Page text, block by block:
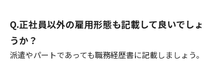
Q.正社員以外の雇用形態も記載して良いでしょ
うか？
派遣やパートであっても職務経歴書に記載しましょう。